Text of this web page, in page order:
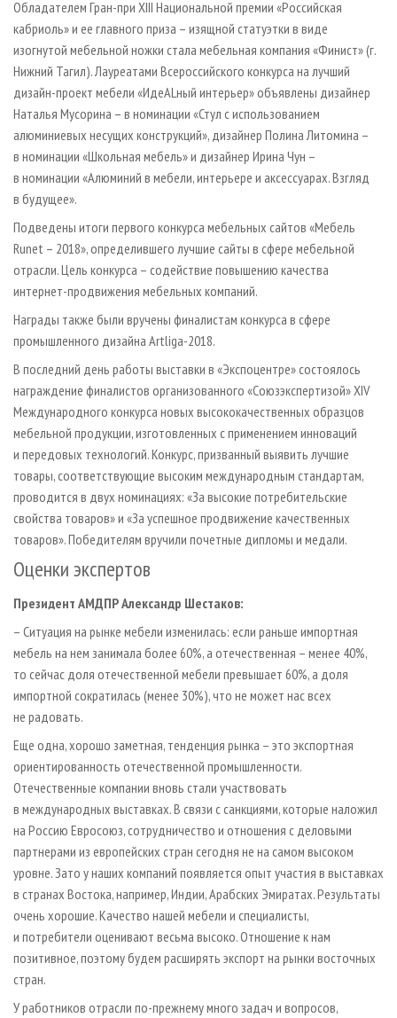
Обладателем Гран-при XIII Национальной премии «Российская
кабриоль» и ее главного приза – изящной статуэтки в виде
изогнутой мебельной ножки стала мебельная компания «Финист» (г.
Нижний Тагил). Лауреатами Всероссийского конкурса на лучший
дизайн-проект мебели «ИдеALный интерьер» объявлены дизайнер
Наталья Мусорина – в номинации «Стул с использованием
алюминиевых несущих конструкций», дизайнер Полина Литомина –
в номинации «Школьная мебель» и дизайнер Ирина Чун –
в номинации «Алюминий в мебели, интерьере и аксессуарах. Взгляд
в будущее».
Подведены итоги первого конкурса мебельных сайтов «Мебель
Runet – 2018», определившего лучшие сайты в сфере мебельной
отрасли. Цель конкурса – содействие повышению качества
интернет-продвижения мебельных компаний.
Награды также были вручены финалистам конкурса в сфере
промышленного дизайна Artliga-2018.
В последний день работы выставки в «Экспоцентре» состоялось
награждение финалистов организованного «Союзэкспертизой» XIV
Международного конкурса новых высококачественных образцов
мебельной продукции, изготовленных с применением инноваций
и передовых технологий. Конкурс, призванный выявить лучшие
товары, соответствующие высоким международным стандартам,
проводится в двух номинациях: «За высокие потребительские
свойства товаров» и «За успешное продвижение качественных
товаров». Победителям вручили почетные дипломы и медали.
Оценки экспертов
Президент АМДПР Александр Шестаков:
– Ситуация на рынке мебели изменилась: если раньше импортная
мебель на нем занимала более 60%, а отечественная – менее 40%,
то сейчас доля отечественной мебели превышает 60%, а доля
импортной сократилась (менее 30%), что не может нас всех
не радовать.
Еще одна, хорошо заметная, тенденция рынка – это экспортная
ориентированность отечественной промышленности.
Отечественные компании вновь стали участвовать
в международных выставках. В связи с санкциями, которые наложил
на Россию Евросоюз, сотрудничество и отношения с деловыми
партнерами из европейских стран сегодня не на самом высоком
уровне. Зато у наших компаний появляется опыт участия в выставках
в странах Востока, например, Индии, Арабских Эмиратах. Результаты
очень хорошие. Качество нашей мебели и специалисты,
и потребители оценивают весьма высоко. Отношение к нам
позитивное, поэтому будем расширять экспорт на рынки восточных
стран.
У работников отрасли по-преж­нему много задач и вопросов,